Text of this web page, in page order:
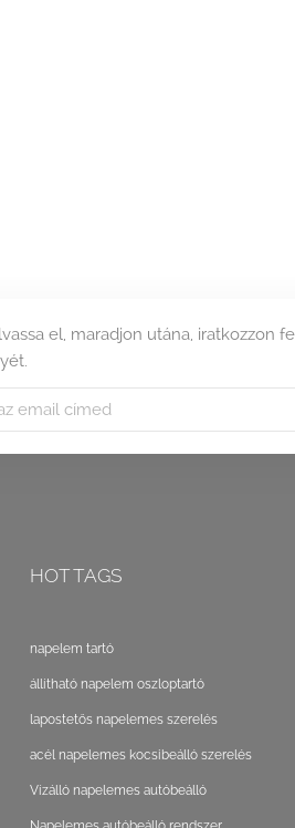
el, maradjon utána, iratkozzon
HOT TAGS
napelem tartó
állítható napelem oszloptartó
lapostetős napelemes szerelés
acél napelemes kocsibeálló szerelés
Vízálló napelemes autóbeálló